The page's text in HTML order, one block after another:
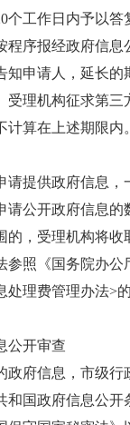
个工作日内予以答
程序报经政府信息
知申请人，延长的
受理机构征求第三
计算在上述期限内。
请提供政府信息，
请公开政府信息的
的，受理机构将收
参照《国务院办公
处理费管理办法>
公开审查
政府信息，市级行
和国政府信息公开